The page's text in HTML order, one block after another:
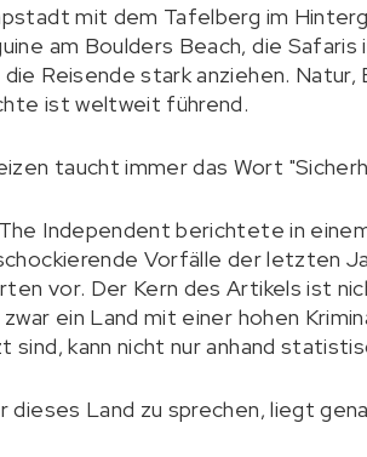
mit dem Tafelberg im
am Boulders Beach, die
Reisende stark anziehen. Natur,
ist weltweit führend.
taucht immer das Wort
Independent berichtete in
Vorfälle der letzten
vor. Der Kern des Artikels ist
ein Land mit einer hohen
kann nicht nur anhand
dieses Land zu sprechen, liegt